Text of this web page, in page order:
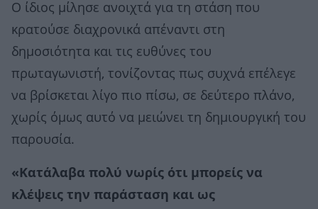
Ο ίδιος μίλησε ανοιχτά για τη στάση που
κρατούσε διαχρονικά απέναντι στη
δημοσιότητα και τις ευθύνες του
πρωταγωνιστή, τονίζοντας πως συχνά επέλεγε
να βρίσκεται λίγο πιο πίσω, σε δεύτερο πλάνο,
χωρίς όμως αυτό να μειώνει τη δημιουργική του
παρουσία.
«Κατάλαβα πολύ νωρίς ότι μπορείς να
κλέψεις την παράσταση και ως